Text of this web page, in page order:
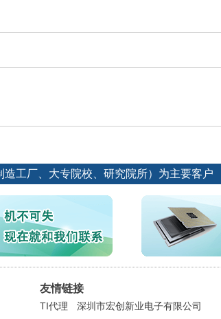
工厂、大专院校、研究院所）为主要客户
友情链接
TI代理 深圳市宏创新业电子有限公司